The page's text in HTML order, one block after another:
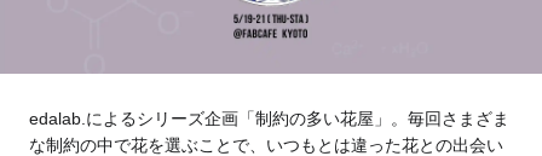
Hida
Fukushima Taipei
edalab.によるシリーズ企画「制約の多い花屋」。毎回さまざま
な制約の中で花を選ぶことで、いつもとは違った花との出会い